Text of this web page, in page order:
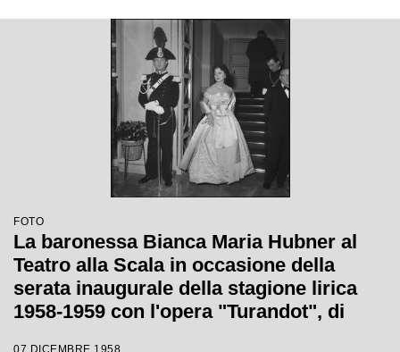
FOTO
La baronessa Bianca Maria Hubner al
Teatro alla Scala in occasione della
serata inaugurale della stagione lirica
1958-1959 con l'opera "Turandot", di
07 DICEMBRE 1958